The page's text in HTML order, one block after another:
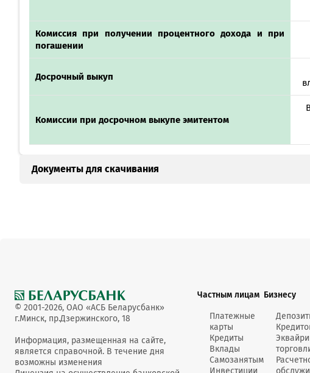
Комиссия при получении процентного дохода и при
погашении
Досрочный выкуп
Комиссии при досрочном выкупе эмитентом
Документы для скачивания
Изменения в проспект эмиссии 24-го выпуска ООО "ЕВРОТОРГ"
© 2001-2026, ОАО «АСБ Беларусбанк»
г.Минск, пр.Дзержинского, 18
Информация, размещенная на сайте,
является справочной. В течение дня
возможны изменения
Частным лицам
Платежные
карты
Кредиты
Вклады
Самозанятым
Инвестиции
Бизнесу